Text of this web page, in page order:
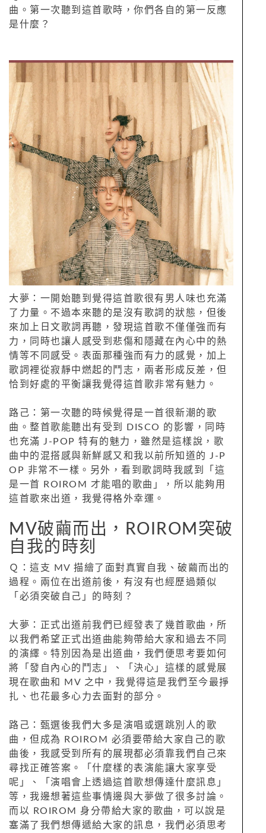
曲。第一次聽到這首歌時，你們各自的第一反應
是什麼？
大夢：一開始聽到覺得這首歌很有男人味也充滿
了力量。不過本來聽的是沒有歌詞的狀態，但後
來加上日文歌詞再聽，發現這首歌不僅僅強而有
力，同時也讓人感受到悲傷和隱藏在內心中的熱
情等不同感受。表面那種強而有力的感覺，加上
歌詞裡從寂靜中燃起的鬥志，兩者形成反差，但
恰到好處的平衡讓我覺得這首歌非常有魅力。
路己：第一次聽的時候覺得是一首很新潮的歌
曲。整首歌能聽出有受到 DISCO 的影響，同時
也充滿 J-POP 特有的魅力，雖然是這樣說，歌
曲中的混搭感與新鮮感又和我以前所知道的 J-P
OP 非常不一樣。另外，看到歌詞時我感到「這
是一首 ROIROM 才能唱的歌曲」，所以能夠用
這首歌來出道，我覺得格外幸運。
MV破繭而出，ROIROM突破
自我的時刻
Ｑ：這支 MV 描繪了面對真實自我、破繭而出的
過程。兩位在出道前後，有沒有也經歷過類似
「必須突破自己」的時刻？
大夢：正式出道前我們已經發表了幾首歌曲，所
以我們希望正式出道曲能夠帶給大家和過去不同
的演繹。特別因為是出道曲，我們便思考要如何
將「發自內心的鬥志」、「決心」這樣的感覺展
現在歌曲和 MV 之中，我覺得這是我們至今最掙
扎、也花最多心力去面對的部分。
路己：甄選後我們大多是演唱或選跳別人的歌
曲，但成為 ROIROM 必須要帶給大家自己的歌
曲後，我感受到所有的展現都必須靠我們自己來
尋找正確答案。「什麼樣的表演能讓大家享受
呢」、「演唱會上透過這首歌想傳達什麼訊息」
等，我邊想著這些事情邊與大夢做了很多討論。
而以 ROIROM 身分帶給大家的歌曲，可以說是
塞滿了我們想傳遞給大家的訊息，我們必須思考